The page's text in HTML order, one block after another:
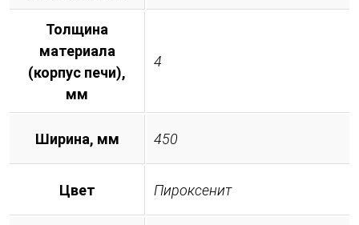
Толщина
материала
(корпус печи),
мм
4
Ширина, мм 450
Цвет Пироксенит